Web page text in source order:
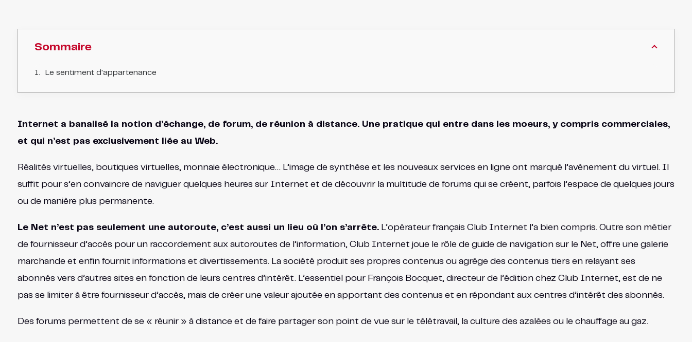
Sommaire
Le sentiment d'appartenance
Internet a banalisé la notion d’échange, de forum, de réunion à distance. Une pratique qui entre dans les moeurs, y compris commerciales,
et qui n’est pas exclusivement liée au Web.
Réalités virtuelles, boutiques virtuelles, monnaie électronique… L’image de synthèse et les nouveaux services en ligne ont marqué l’avènement du virtuel. Il
suffit pour s’en convaincre de naviguer quelques heures sur Internet et de découvrir la multitude de forums qui se créent, parfois l’espace de quelques jours
ou de manière plus permanente.
Le Net n’est pas seulement une autoroute, c’est aussi un lieu où l’on s’arrête.L’opérateur français Club Internet l’a bien compris. Outre son métier
de fournisseur d’accès pour un raccordement aux autoroutes de l’information, Club Internet joue le rôle de guide de navigation sur le Net, offre une galerie
marchande et enfin fournit informations et divertissements. La société produit ses propres contenus ou agrège des contenus tiers en relayant ses
abonnés vers d’autres sites en fonction de leurs centres d’intérêt. L’essentiel pour François Bocquet, directeur de l’édition chez Club Internet, est de ne
pas se limiter à être fournisseur d’accès, mais de créer une valeur ajoutée en apportant des contenus et en répondant aux centres d’intérêt des abonnés.
Des forums permettent de se « réunir » à distance et de faire partager son point de vue sur le télétravail, la culture des azalées ou le chauffage au gaz.